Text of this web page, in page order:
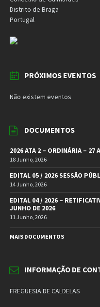
Distrito de Braga
Portugal
PRÓXIMOS EVENTOS
Não existem eventos
DOCUMENTOS
2026 ATA 2 – ORDINÁRIA – 27
18 Junho, 2026
EDITAL 05 / 2026 SESSÃO
14 Junho, 2026
EDITAL 04 / 2026 –
JUNHO DE 2026
11 Junho, 2026
MAIS DOCUMENTOS
INFORMAÇÃO DE
FREGUESIA DE CALDELAS